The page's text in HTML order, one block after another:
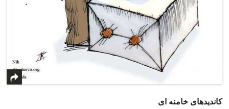
کاندیدهای خامنه ای